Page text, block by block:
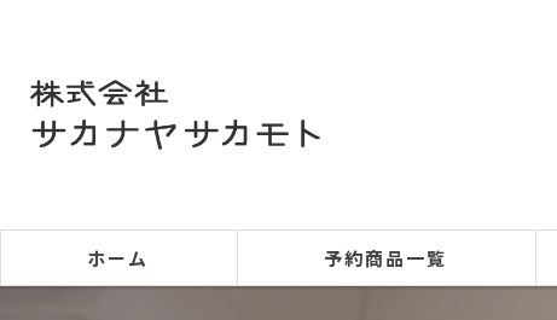
ホーム 予約商品一覧